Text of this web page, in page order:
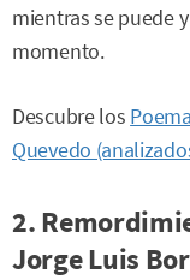
mientras se puede
momento.
Descubre los
Quevedo
2.
Jorge Luis